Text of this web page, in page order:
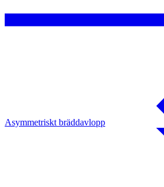
Asymmetriskt bräddavlopp